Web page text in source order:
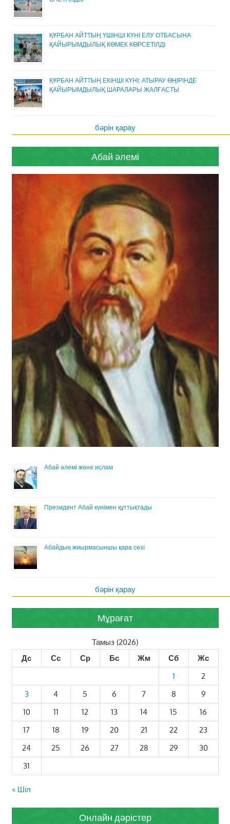
ҚҰРБАН АЙТТЫҢ ҮШІНШІ КҮНІ ЕЛУ ОТБАСЫНА
ҚАЙЫРЫМДЫЛЫҚ КӨМЕК КӨРСЕТІЛДІ
ҚҰРБАН АЙТТЫҢ ЕКІНШІ КҮНІ: АТЫРАУ ӨҢІРІНДЕ
ҚАЙЫРЫМДЫЛЫҚ ШАРАЛАРЫ ЖАЛҒАСТЫ
бәрін қарау
Абай әлемі
Абай әлемі және ислам
Президент Абай күнімен құттықтады
Абайдың жиырмасыншы қара сөзі
бәрін қарау
Мұрағат
Тамыз (2026)
Дс
Сс Ср Бс Жм Сб
Жс
1
2
3
4 5 6 7 8
9
10
11 12 13 14 15
16
17
18 19 20 21 22
23
24
25 26 27 28 29
30
31
« Шіл
Онлайн дәрістер